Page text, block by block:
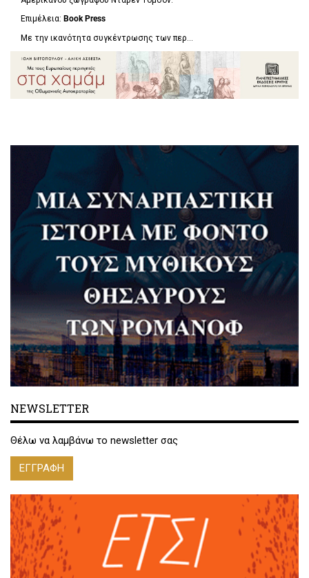
Επιμέλεια: Book Press
Με την ικανότητα συγκέντρωσης των περ...
NEWSLETTER
Θέλω να λαμβάνω το newsletter σας
ΕΓΓΡΑΦΗ